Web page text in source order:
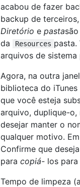
acabou de fazer
backup de
Diretório e pasta
da
Resources pasta.
arquivos de
Agora, na outra
biblioteca do
que você esteja
arquivo, duplique-
desejar manter o
qualquer motivo.
Confirme que
para copiá- los para
Tempo de limpeza